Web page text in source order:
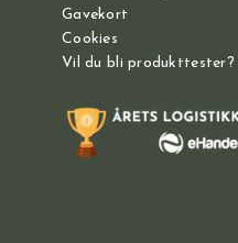
Gavekort
Cookies
Vil du bli produkttester?